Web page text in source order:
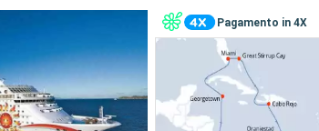
Pagamento in 4X